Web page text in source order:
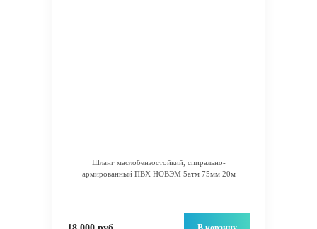
Шланг маслобензостойкий, спирально-
армированный ПВХ НОВЭМ 5атм 75мм 20м